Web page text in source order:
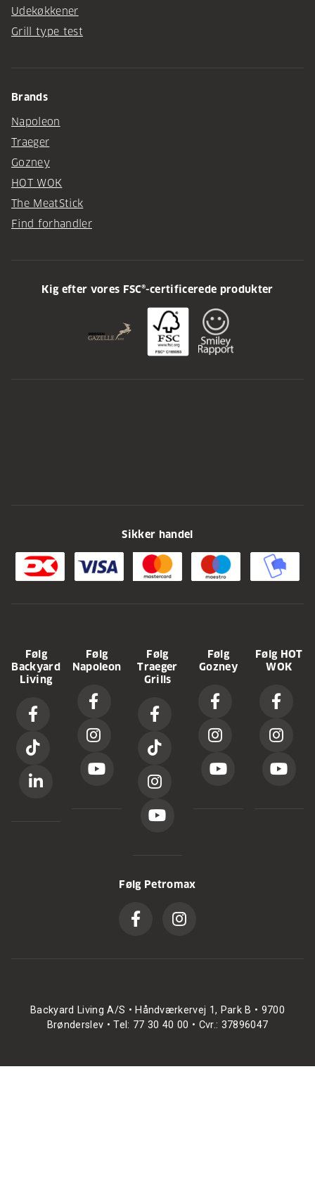
Udekøkkener
Grill type test
Brands
Napoleon
Traeger
Gozney
HOT WOK
The MeatStick
Find forhandler
Kig efter vores FSC®-certificerede produkter
Sikker handel
Følg
Backyard
Living
Følg
Napoleon
Følg
Traeger
Grills
Følg
Gozney
Følg HOT
WOK
Følg Petromax
Backyard Living A/S • Håndværkervej 1, Park B • 9700
Brønderslev • Tel: 77 30 40 00 • Cvr.: 37896047